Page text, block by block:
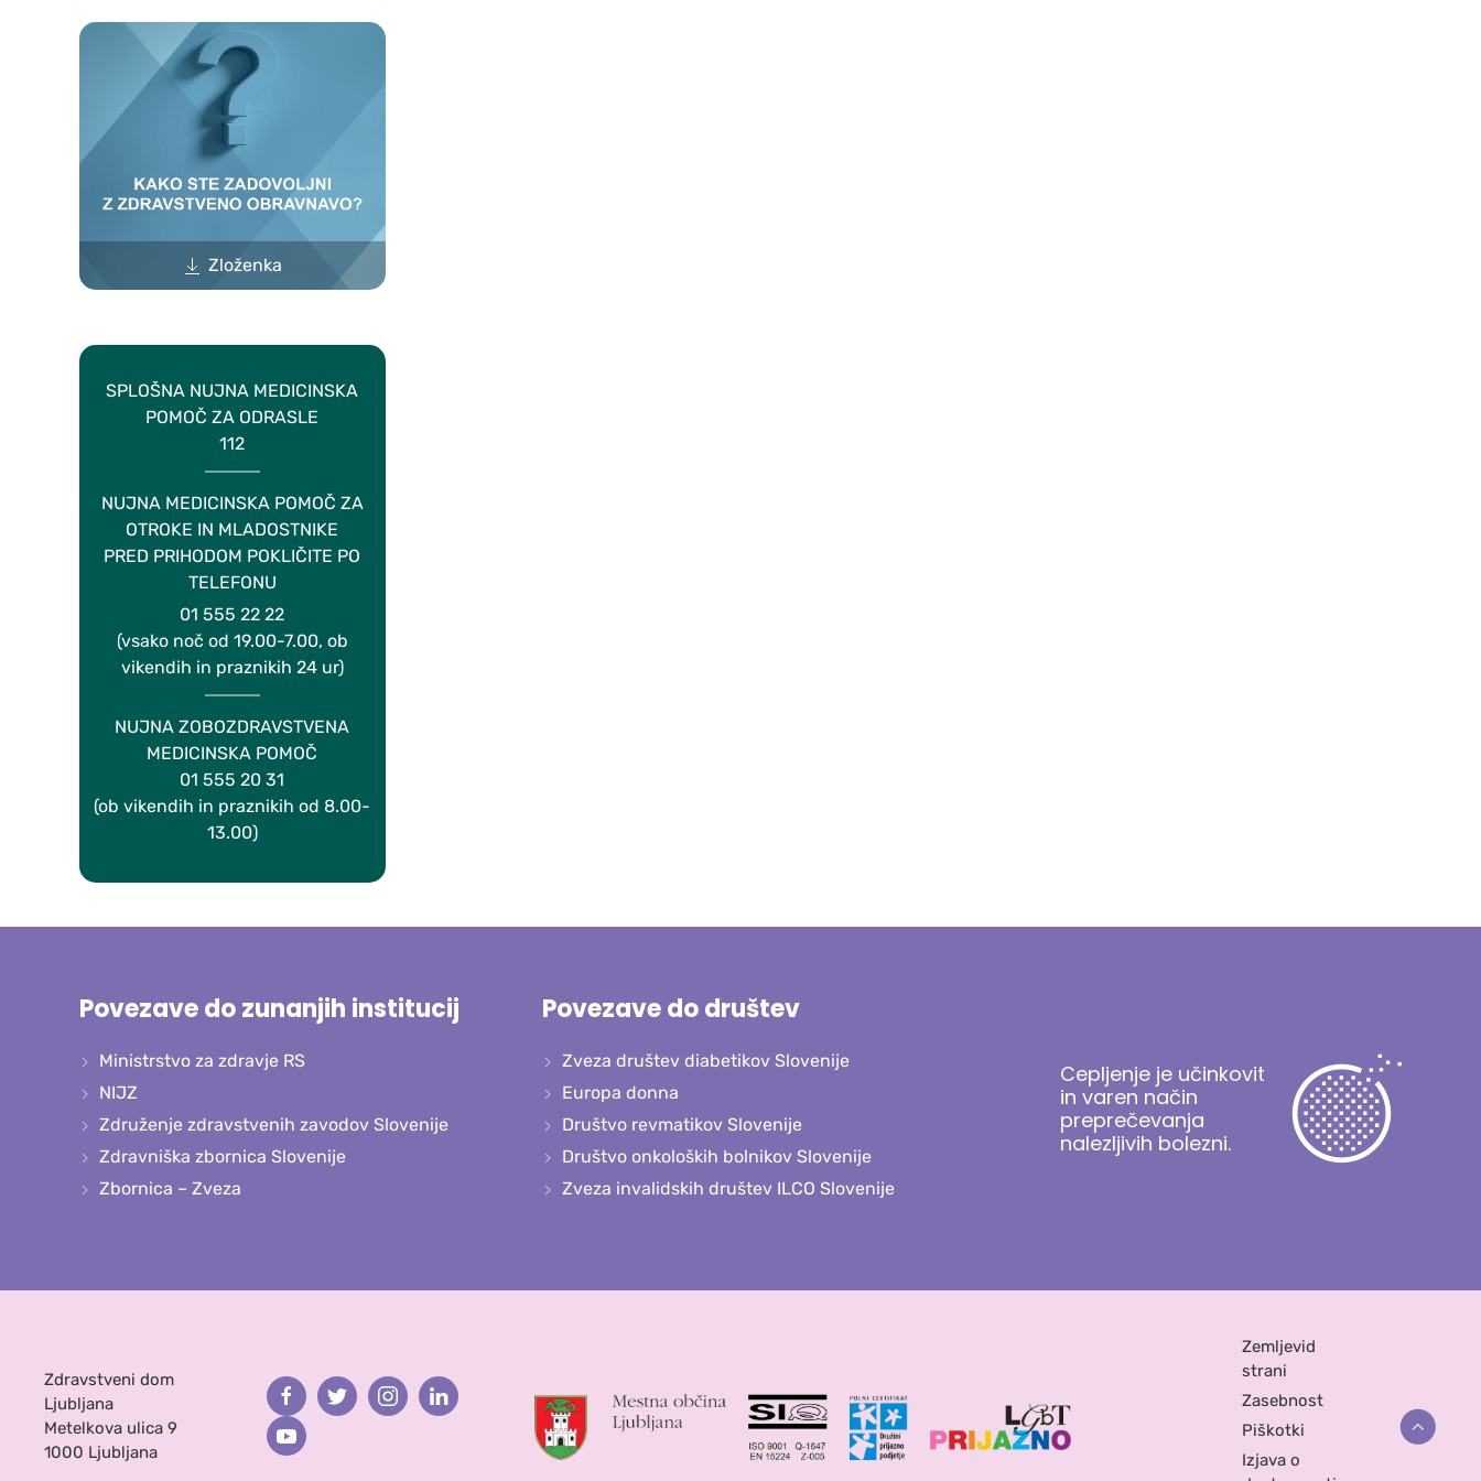
Zloženka
SPLOŠNA NUJNA MEDICINSKA
POMOČ ZA ODRASLE
112
NUJNA MEDICINSKA POMOČ ZA
OTROKE IN MLADOSTNIKE
PRED PRIHODOM POKLIČITE PO
TELEFONU
01 555 22 22
(vsako noč od 19.00-7.00, ob
vikendih in praznikih 24 ur)
NUJNA ZOBOZDRAVSTVENA
MEDICINSKA POMOČ
01 555 20 31
(ob vikendih in praznikih od 8.00-
13.00)
Povezave do zunanjih institucij
Ministrstvo za zdravje RS
NIJZ
Združenje zdravstvenih zavodov Slovenije
Zdravniška zbornica Slovenije
Zbornica – Zveza
Povezave do društev
Zveza društev diabetikov Slovenije
Europa donna
Društvo revmatikov Slovenije
Društvo onkoloških bolnikov Slovenije
Zveza invalidskih društev ILCO Slovenije
Cepljenje je učinkovit
in varen način
preprečevanja
nalezljivih bolezni.
Zdravstveni dom
Ljubljana
Metelkova ulica 9
1000 Ljubljana
FacebookTwitterInstagramLinkedin
Youtube
Zemljevid
strani
Zasebnost
Piškotki
Izjava o